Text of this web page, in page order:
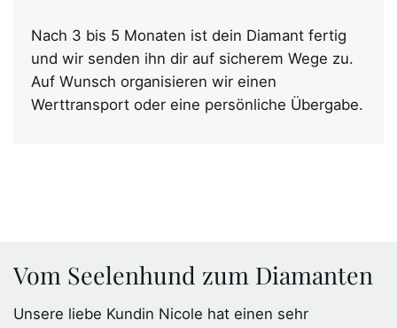
Nach 3 bis 5 Monaten ist dein Diamant fertig
und wir senden ihn dir auf sicherem Wege zu.
Auf Wunsch organisieren wir einen
Werttransport oder eine persönliche Übergabe.
Vom Seelenhund zum Diamanten
Unsere liebe Kundin Nicole hat einen sehr